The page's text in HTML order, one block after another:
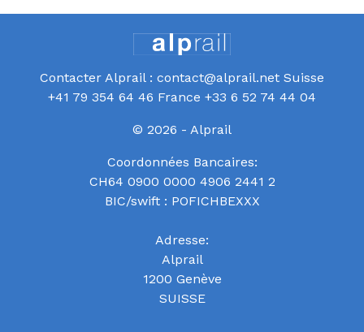
Contacter Alprail : contact@alprail.net Suisse
+41 79 354 64 46 France +33 6 52 74 44 04
© 2026 - Alprail
Coordonnées Bancaires:
CH64 0900 0000 4906 2441 2
BIC/swift : POFICHBEXXX
Adresse:
Alprail
1200 Genève
SUISSE